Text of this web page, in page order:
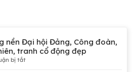
nền Đại hội Đảng, Công đoàn,
tranh cổ động đẹp
bị tắtở